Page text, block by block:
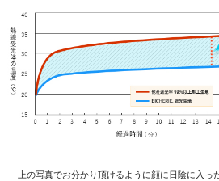
上の写真でお分かり頂けるように顔に日陰に入